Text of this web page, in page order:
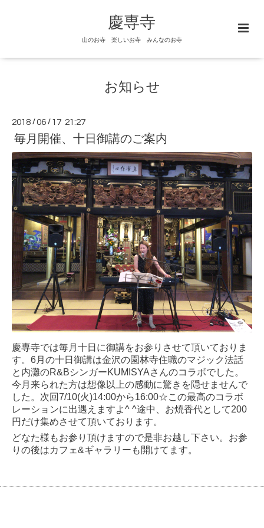
慶専寺
山のお寺 楽しいお寺 みんなのお寺
お知らせ
2018 /06 / 17 21:27
毎月開催、十日御講のご案内
慶専寺では毎月十日に御講をお参りさせて頂いておりま
す。6月の十日御講は金沢の園林寺住職のマジック法話
と内灘のR&BシンガーKUMISYAさんのコラボでした。
今月来られた方は想像以上の感動に驚きを隠せませんで
した。次回7/10(火)14:00から16:00☆この最高のコラボ
レーションに出遇えますよ^ ^途中、お焼香代として200
円だけ集めさせて頂いております。
どなた様もお参り頂けますので是非お越し下さい。お参
りの後はカフェ&ギャラリーも開けてます。